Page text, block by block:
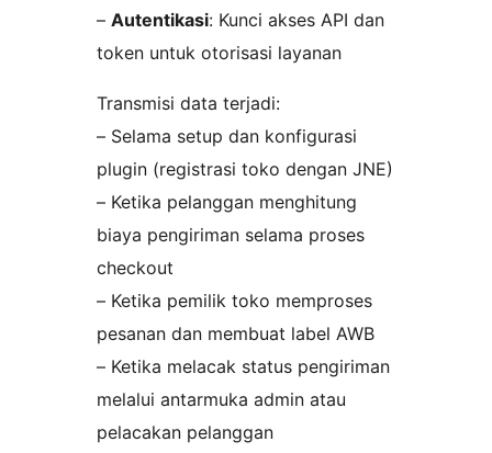
– Autentikasi: Kunci akses API dan
token untuk otorisasi layanan
Transmisi data terjadi:
– Selama setup dan konfigurasi
plugin (registrasi toko dengan JNE)
– Ketika pelanggan menghitung
biaya pengiriman selama proses
checkout
– Ketika pemilik toko memproses
pesanan dan membuat label AWB
– Ketika melacak status pengiriman
melalui antarmuka admin atau
pelacakan pelanggan